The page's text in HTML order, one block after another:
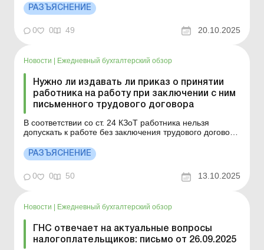
уведомления о принятии работника на работу. Больше
по теме: Временная нетрудоспособность работника-
донора во время дополнительного дня отдыха
Оплачивае...
РАЗЪЯСНЕНИЕ
0 0 49 20.10.2025
Новости Ежедневный бухгалтерский обзор
Нужно ли издавать ли приказ о принятии
работника на работу при заключении с ним
письменного трудового договора
В соответствии со ст. 24 КЗоТ работника нельзя
допускать к работе без заключения трудового договора
по теме: Прием на работу в порядке перевода с
другого предприятия Обязательно ли при приеме на
работу предоставлять бумажный военно-учетный
документ...
РАЗЪЯСНЕНИЕ
0 0 50 13.10.2025
Новости | Ежедневный бухгалтерский обзор
ГНС отвечает на актуальные вопросы
налогоплательщиков: письмо от 26.09.2025